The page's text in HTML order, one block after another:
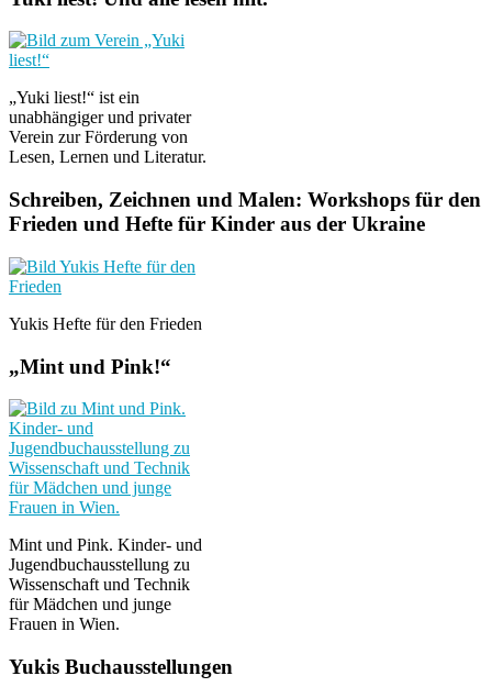
„Yuki liest!“ ist ein
unabhängiger und privater
Verein zur Förderung von
Lesen, Lernen und Literatur.
Schreiben, Zeichnen und Malen: Workshops für den
Frieden und Hefte für Kinder aus der Ukraine
Yukis Hefte für den Frieden
„Mint und Pink!“
Mint und Pink. Kinder- und
Jugendbuchausstellung zu
Wissenschaft und Technik
für Mädchen und junge
Frauen in Wien.
Yukis Buchausstellungen